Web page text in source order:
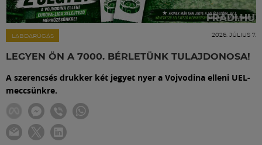
LABDARÚGÁS 2026. JÚLIUS 7.
LEGYEN ÖN A 7000. BÉRLETÜNK TULAJDONOSA!
A szerencsés drukker két jegyet nyer a Vojvodina elleni UEL-
meccsünkre.
Hírek
Labdarúgás
Szakosztályok
Meccscenter